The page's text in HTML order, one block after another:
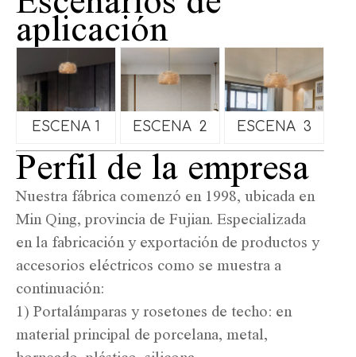
aplicación
ESCENA 1 ESCENA 2 ESCENA 3
Perfil de la empresa
Nuestra fábrica comenzó en 1998, ubicada en
Min Qing, provincia de Fujian. Especializada
en la fabricación y exportación de productos y
accesorios eléctricos como se muestra a
continuación:
1) Portalámparas y rosetones de techo: en
material principal de porcelana, metal,